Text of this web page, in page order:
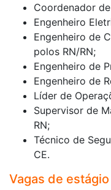
Coordenador
Engenheiro
Engenheiro de
polos RN/RN;
Engenheiro de
Engenheiro de
Líder de
Supervisor de
RN;
Técnico de
CE.
Vagas de